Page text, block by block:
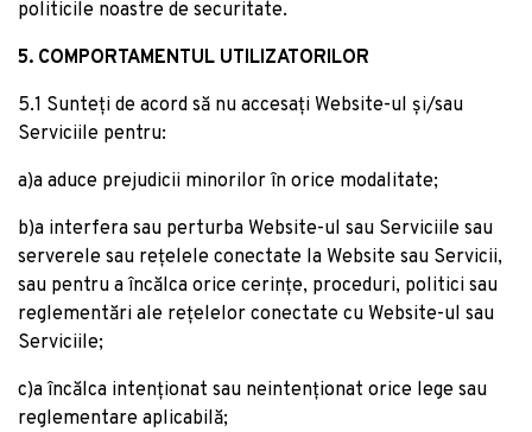
politicile noastre de securitate.
5. COMPORTAMENTUL UTILIZATORILOR
5.1 Sunteți de acord să nu accesați Website-ul și/sau
Serviciile pentru:
a)a aduce prejudicii minorilor în orice modalitate;
b)a interfera sau perturba Website-ul sau Serviciile sau
serverele sau rețelele conectate la Website sau Servicii,
sau pentru a încălca orice cerințe, proceduri, politici sau
reglementări ale rețelelor conectate cu Website-ul sau
Serviciile;
c)a încălca intenționat sau neintenționat orice lege sau
reglementare aplicabilă;